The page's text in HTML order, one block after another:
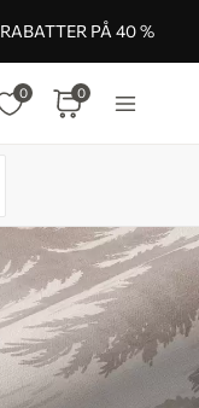
RABATTER PÅ 40 %
0 0